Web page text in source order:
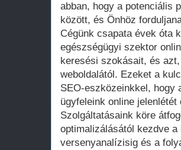
abban, hogy a potenciális
között, és Önhöz
Cégünk csapata évek óta
egészségügyi szektor
keresési szokásait, és
weboldalától. Ezeket a
SEO-eszközeinkkel, hogy
ügyfeleink online jelenlétét
Szolgáltatásaink köre
optimalizálásától kezdve
versenyanalízisig és a